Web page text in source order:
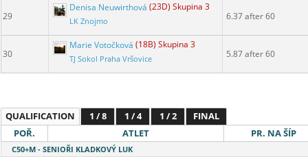
29
Denisa Neuwirthová (23D) Skupina 3
LK Znojmo 6.37 after 60
30
Marie Votočková (18B) Skupina 3
TJ Sokol Praha Vršovice 5.87 after 60
QUALIFICATION 1 / 8 1 / 4 1 / 2
FINAL
POŘ.
ATLET PR. NA ŠÍP
C50+M - SENIOŘI KLADKOVÝ LUK